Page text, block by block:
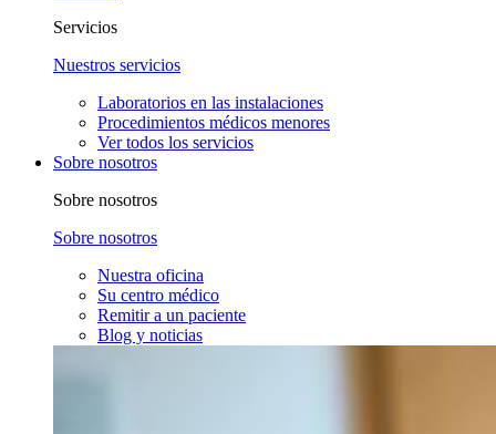
Servicios
Nuestros servicios
Laboratorios en las instalaciones
Procedimientos médicos menores
Ver todos los servicios
Sobre nosotros
Sobre nosotros
Sobre nosotros
Nuestra oficina
Su centro médico
Remitir a un paciente
Blog y noticias